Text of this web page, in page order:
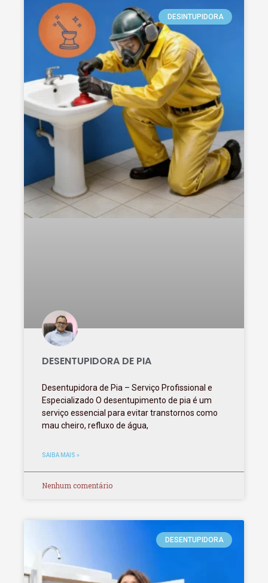
DESINTUPIDORA
DESENTUPIDORA DE PIA
Desentupidora de Pia – Serviço Profissional e
Especializado O desentupimento de pia é um
serviço essencial para evitar transtornos como
mau cheiro, refluxo de água,
SAIBA MAIS »
Nenhum comentário
DESENTUPIDORA